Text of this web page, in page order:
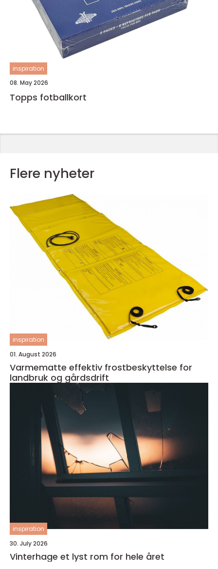
inspiration
08. May 2026
Topps fotballkort
Flere nyheter
inspiration
01. August 2026
Varmematte effektiv frostbeskyttelse for
landbruk og gårdsdrift
inspiration
30. July 2026
Vinterhage et lyst rom for hele året